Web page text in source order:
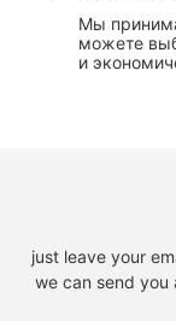
Мы
можете
и
just leave your
we can send you